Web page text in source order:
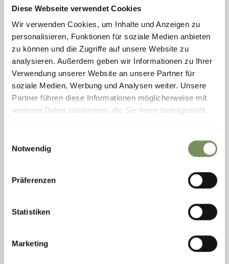
Diese Webseite verwendet Cookies
Wir verwenden Cookies, um Inhalte und Anzeigen zu
personalisieren, Funktionen für soziale Medien anbieten
zu können und die Zugriffe auf unsere Website zu
analysieren. Außerdem geben wir Informationen zu Ihrer
Verwendung unserer Website an unsere Partner für
soziale Medien, Werbung und Analysen weiter. Unsere
Partner führen diese Informationen möglicherweise mit
weiteren Daten zusammen, die Sie ihnen bereitgestellt
Notwendig
Präferenzen
Statistiken
Marketing
open
HIKE TO RASTLHOF FARM
Rastlhof Farm is a paradise for animals alike: cats, ponies, a Bernese
mountain dog ...